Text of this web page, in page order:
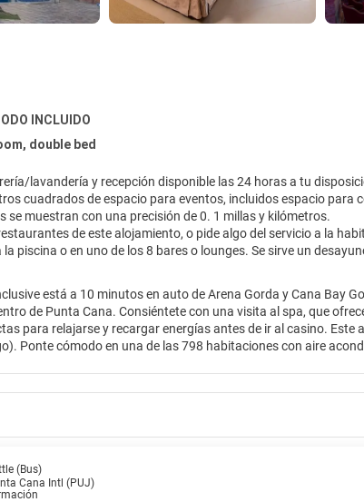
INCLUIDO
double bed
está a 10 minutos en auto de Arena Gorda y Cana Bay
de Punta Cana. Consiéntete con una visita al spa, que
para relajarse y recargar energías antes de ir al casino. Este
Ponte cómodo en una de las 798 habitaciones con aire
se apliquen cargos por comer en algunos restaurantes,
de este alojamiento, o pide algo del servicio a la
piscina o en uno de los 8 bares o lounges. Se sirve un
lavandería y recepción disponible las 24 horas a tu
cuadrados de espacio para eventos, incluidos espacio para
muestran con una precisión de 0. 1 millas y kilómetros.
(Bus)
Cana Intl (PUJ)